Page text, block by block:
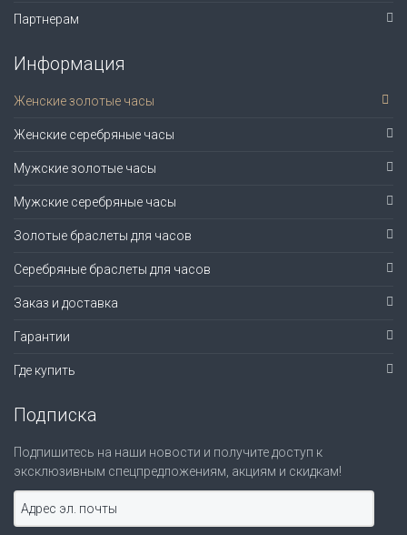
Партнерам
Информация
Женские золотые часы
Женские серебряные часы
Мужские золотые часы
Мужские серебряные часы
Золотые браслеты для часов
Серебряные браслеты для часов
Заказ и доставка
Гарантии
Где купить
Подписка
Подпишитесь на наши новости и получите доступ к
эксклюзивным спецпредложениям, акциям и скидкам!